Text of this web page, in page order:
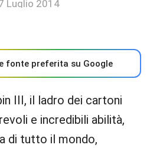
Luglio 2014
fonte preferita su Google
III, il ladro dei cartoni
e incredibili abilità,
di tutto il mondo,